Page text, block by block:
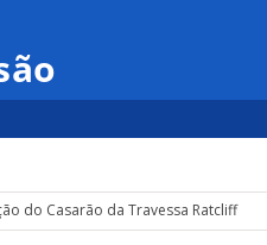
do Casarão da Travessa Ratcliff